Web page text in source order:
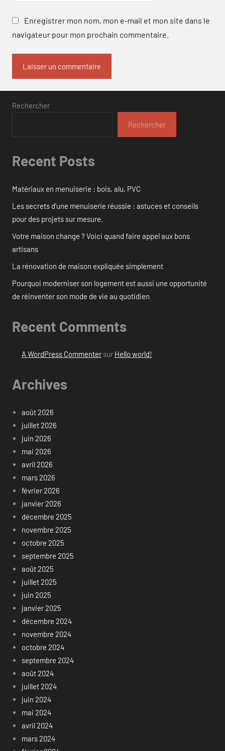
Enregistrer mon nom, mon e-mail et mon site dans le
navigateur pour mon prochain commentaire.
Rechercher
Rechercher
Recent Posts
Matériaux en menuiserie : bois, alu, PVC
Les secrets d’une menuiserie réussie : astuces et conseils
pour des projets sur mesure.
Votre maison change ? Voici quand faire appel aux bons
artisans
La rénovation de maison expliquée simplement
Pourquoi moderniser son logement est aussi une opportunité
de réinventer son mode de vie au quotidien
Recent Comments
A WordPress Commentersur Hello world!
Archives
août 2026
juillet 2026
juin 2026
mai 2026
avril 2026
mars 2026
février 2026
janvier 2026
décembre 2025
novembre 2025
octobre 2025
septembre 2025
août 2025
juillet 2025
juin 2025
janvier 2025
décembre 2024
novembre 2024
octobre 2024
septembre 2024
août 2024
juillet 2024
juin 2024
mai 2024
avril 2024
mars 2024